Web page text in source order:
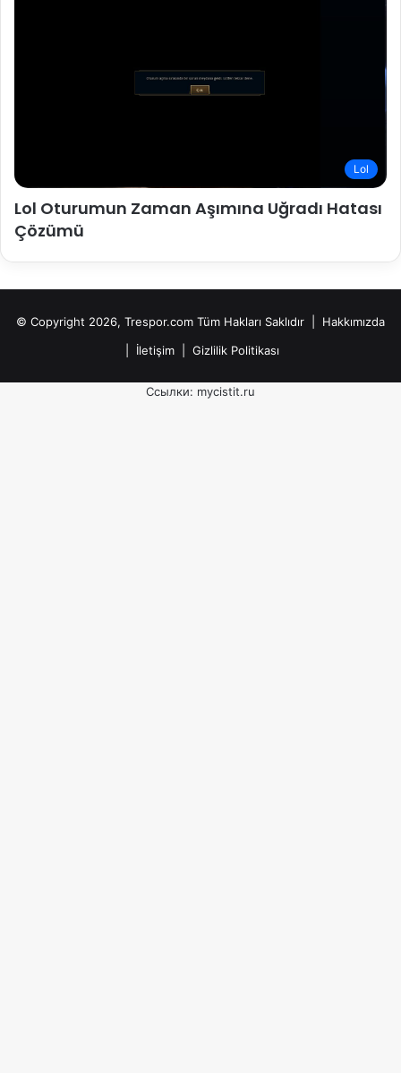
Lol
Lol Oturumun Zaman Aşımına Uğradı Hatası
Çözümü
© Copyright 2026, Trespor.com Tüm Hakları Saklıdır | Hakkımızda
İletişim Gizlilik Politikası
Ссылки: mycistit.ru